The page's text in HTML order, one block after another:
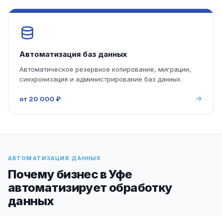
Автоматизация баз данных
Автоматическое резервное копирование, миграции,
синхронизация и администрирование баз данных.
от 20 000 ₽
АВТОМАТИЗАЦИЯ ДАННЫХ
Почему бизнес в Уфе
автоматизирует обработку
данных